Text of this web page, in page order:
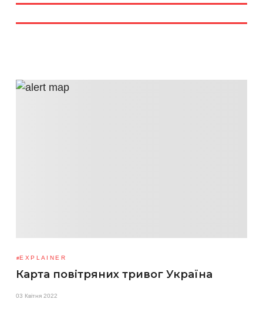
EXPLAINER
Карта повітряних тривог Україна
03 Квітня 2022